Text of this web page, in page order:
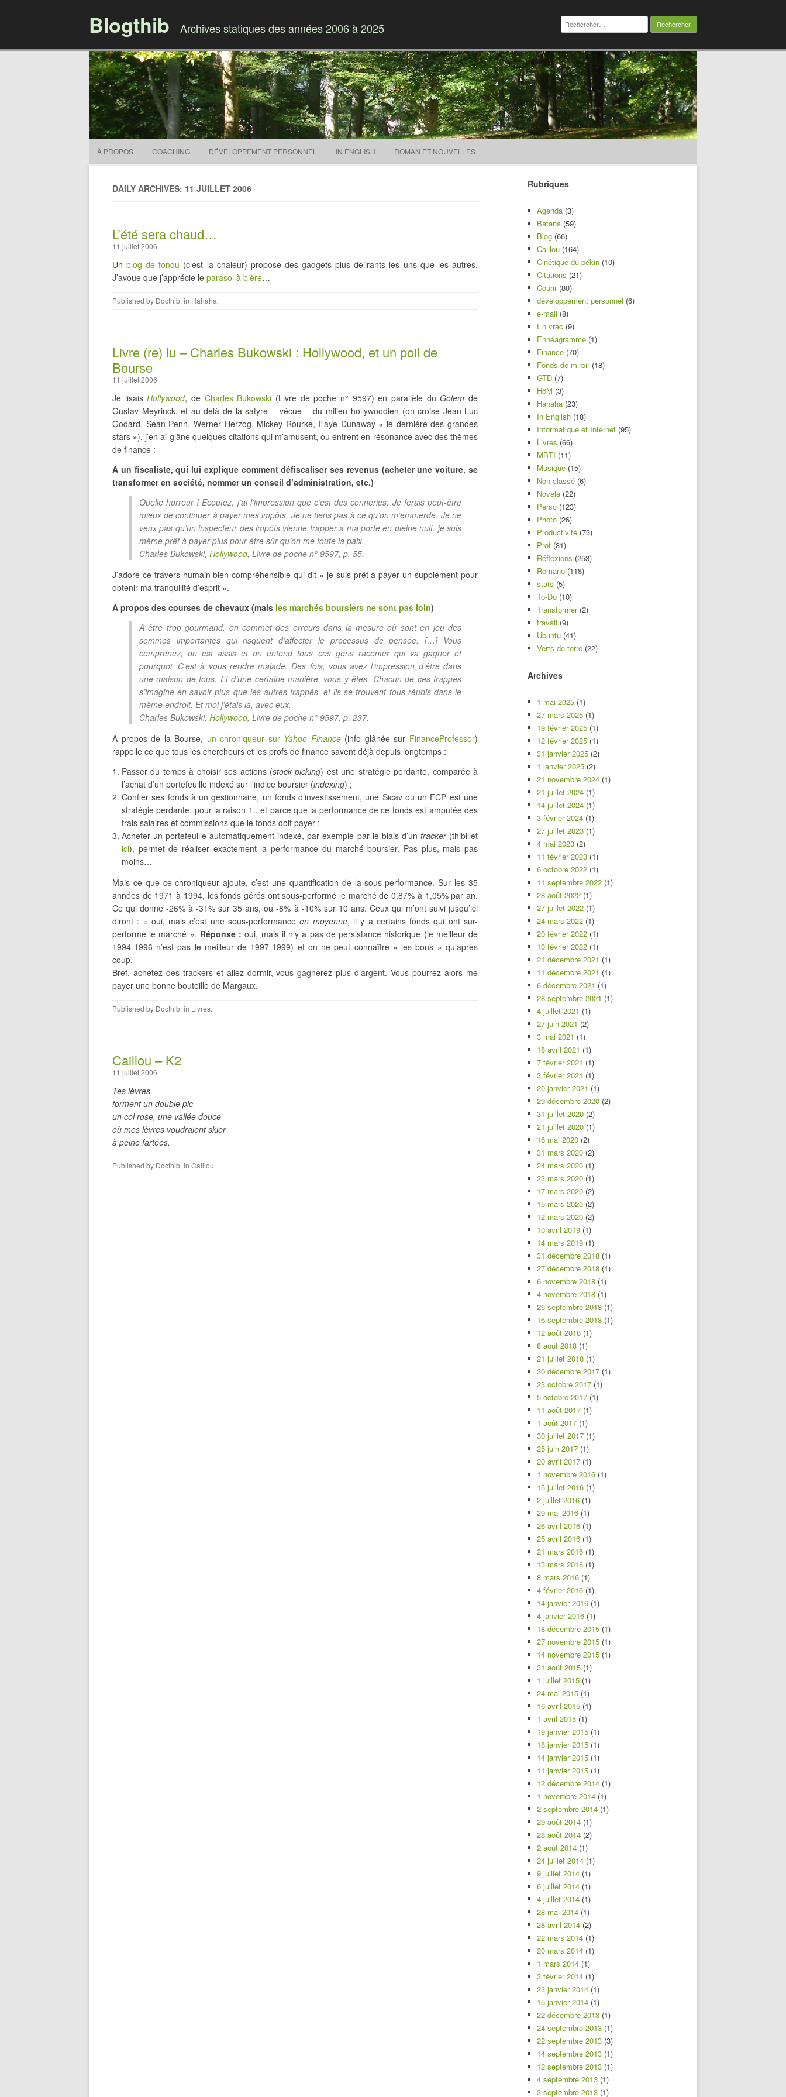
Blogthib Archives statiques des années 2006 à 2025
Rechercher :
À PROPOS COACHING DÉVELOPPEMENT PERSONNEL IN ENGLISH ROMAN ET NOUVELLES
DAILY ARCHIVES: 11 JUILLET 2006
L’été sera chaud…
11 juillet 2006
Unblog de fondu (c’est la chaleur) propose des gadgets plus délirants les uns que les autres.
J’avoue que j’apprécie le parasol à bière…
Published by Docthib, in Hahaha.
Livre (re) lu – Charles Bukowski : Hollywood, et un poil de
Bourse
11 juillet 2006
Je lisaisHollywood, de Charles Bukowski (Livre de poche n° 9597) en parallèle du Golem de
Gustav Meyrinck, et au-delà de la satyre – vécue – du milieu hollywoodien (on croise Jean-Luc
Godard, Sean Penn, Werner Herzog, Mickey Rourke, Faye Dunaway « le dernière des grandes
stars »), j’en ai glâné quelques citations qui m’amusent, ou entrent en résonance avec des thèmes
de finance :
A un fiscaliste, qui lui explique comment défiscaliser ses revenus (acheter une voiture, se
transformer en société, nommer un conseil d’administration, etc.)
Quelle horreur ! Ecoutez, j’ai l’impression que c’est des conneries. Je ferais peut-être
mieux de continuer à payer mes impôts. Je ne tiens pas à ce qu’on m’emmerde. Je ne
veux pas qu’un inspecteur des impôts vienne frapper à ma porte en pleine nuit. je suis
même prêt à payer plus pour être sûr qu’on me foute la paix.
Charles Bukowski, Hollywood, Livre de poche n° 9597, p. 55.
J’adore ce travers humain bien compréhensible qui dit « je suis prêt à payer un supplément pour
obtenir ma tranquilité d’esprit ».
A propos des courses de chevaux (mais les marchés boursiers ne sont pas loin)
A être trop gourmand, on commet des erreurs dans la mesure où sont en jeu des
sommes importantes qui risquent d’affecter le processus de pensée. […] Vous
comprenez, on est assis et on entend tous ces gens raconter qui va gagner et
pourquoi. C’est à vous rendre malade. Des fois, vous avez l’impression d’être dans
une maison de fous. Et d’une certaine manière, vous y êtes. Chacun de ces frappés
s’imagine en savoir plus que les autres frappés, et ils se trouvent tous réunis dans le
même endroit. Et moi j’étais là, avec eux.
Charles Bukowski, Hollywood, Livre de poche n° 9597, p. 237.
A propos de la Bourse, un chroniqueur sur Yahoo Finance(info glânée sur FinanceProfessor)
rappelle ce que tous les chercheurs et les profs de finance savent déjà depuis longtemps :
Passer du temps à choisir ses actions (stock picking) est une stratégie perdante, comparée à
l’achat d’un portefeuille indexé sur l’indice boursier (indexing) ;
Confier ses fonds à un gestionnaire, un fonds d’investissement, une Sicav ou un FCP est une
stratégie perdante, pour la raison 1., et parce que la performance de ce fonds est amputée des
frais salaires et commissions que le fonds doit payer ;
Acheter un portefeuille automatiquement indexé, par exemple par le biais d’un tracker(thibillet
ici), permet de réaliser exactement la performance du marché boursier. Pas plus, mais pas
moins…
Mais ce que ce chroniqueur ajoute, c’est une quantification de la sous-performance. Sur les 35
années de 1971 à 1994, les fonds gérés ont sous-performé le marché de 0,87% à 1,05% par an.
Ce qui donne -26% à -31% sur 35 ans, ou -8% à -10% sur 10 ans. Ceux qui m’ont suivi jusqu’ici
diront : « oui, mais c’est une sous-performanceen moyenne, il y a certains fonds qui ont sur-
performé le marché ». Réponse : oui, mais il n’y a pas de persistance historique (le meilleur de
1994-1996 n’est pas le meilleur de 1997-1999) et on ne peut connaître « les bons » qu’après
coup.
Bref, achetez des trackers et allez dormir, vous gagnerez plus d’argent. Vous pourrez alors me
payer une bonne bouteille de Margaux.
Published by Docthib, in Livres.
Caillou – K2
11 juillet 2006
Tes lèvres
forment un double pic
un col rose, une vallée douce
où mes lèvres voudraient skier
à peine fartées.
Published by Docthib, in Caillou.
Rubriques
Agenda (3)
Batana (59)
Blog (66)
Caillou (164)
Cinétique du pékin (10)
Citations (21)
Courir(80)
développement personnel (6)
e-mail (8)
En vrac (9)
Ennéagramme (1)
Finance (70)
Fonds de miroir(18)
GTD (7)
H6M (3)
Hahaha (23)
In English (18)
Informatique et Internet (95)
Livres (66)
MBTI (11)
Musique (15)
Non classé (6)
Novela (22)
Perso (123)
Photo (26)
Productivité (73)
Prof (31)
Réflexions (253)
Romano (118)
stats (5)
To-Do (10)
Transformer(2)
travail (9)
Ubuntu (41)
Verts de terre (22)
Archives
1 mai 2025 (1)
27 mars 2025 (1)
19 février 2025 (1)
12 février 2025 (1)
31 janvier 2025 (2)
1 janvier 2025 (2)
21 novembre 2024 (1)
21 juillet 2024 (1)
14 juillet 2024 (1)
3 février 2024 (1)
27 juillet 2023 (1)
4 mai 2023 (2)
11 février 2023 (1)
6 octobre 2022 (1)
11 septembre 2022 (1)
28 août 2022 (1)
27 juillet 2022 (1)
24 mars 2022 (1)
20 février 2022 (1)
10 février 2022 (1)
21 décembre 2021 (1)
11 décembre 2021 (1)
6 décembre 2021 (1)
28 septembre 2021 (1)
4 juillet 2021 (1)
27 juin 2021 (2)
3 mai 2021 (1)
18 avril 2021 (1)
7 février 2021 (1)
3 février 2021 (1)
20 janvier 2021 (1)
29 décembre 2020 (2)
31 juillet 2020 (2)
21 juillet 2020 (1)
16 mai 2020 (2)
31 mars 2020 (2)
24 mars 2020 (1)
23 mars 2020 (1)
17 mars 2020 (2)
15 mars 2020 (2)
12 mars 2020 (2)
10 avril 2019 (1)
14 mars 2019 (1)
31 décembre 2018 (1)
27 décembre 2018 (1)
6 novembre 2018 (1)
4 novembre 2018 (1)
26 septembre 2018 (1)
16 septembre 2018 (1)
12 août 2018 (1)
8 août 2018 (1)
21 juillet 2018 (1)
30 décembre 2017 (1)
23 octobre 2017 (1)
5 octobre 2017 (1)
11 août 2017 (1)
1 août 2017 (1)
30 juillet 2017 (1)
25 juin 2017 (1)
20 avril 2017 (1)
1 novembre 2016 (1)
15 juillet 2016 (1)
2 juillet 2016 (1)
29 mai 2016 (1)
26 avril 2016 (1)
25 avril 2016 (1)
21 mars 2016 (1)
13 mars 2016 (1)
8 mars 2016 (1)
4 février 2016 (1)
14 janvier 2016 (1)
4 janvier 2016 (1)
18 décembre 2015 (1)
27 novembre 2015 (1)
14 novembre 2015 (1)
31 août 2015 (1)
1 juillet 2015 (1)
24 mai 2015 (1)
16 avril 2015 (1)
1 avril 2015 (1)
19 janvier 2015 (1)
18 janvier 2015 (1)
14 janvier 2015 (1)
11 janvier 2015 (1)
12 décembre 2014 (1)
1 novembre 2014 (1)
2 septembre 2014 (1)
29 août 2014 (1)
28 août 2014 (2)
2 août 2014 (1)
24 juillet 2014 (1)
9 juillet 2014 (1)
6 juillet 2014 (1)
4 juillet 2014 (1)
28 mai 2014 (1)
28 avril 2014 (2)
22 mars 2014 (1)
20 mars 2014 (1)
1 mars 2014 (1)
3 février 2014 (1)
23 janvier 2014 (1)
15 janvier 2014 (1)
22 décembre 2013 (1)
24 septembre 2013 (1)
22 septembre 2013 (3)
14 septembre 2013 (1)
12 septembre 2013 (1)
4 septembre 2013 (1)
3 septembre 2013 (1)